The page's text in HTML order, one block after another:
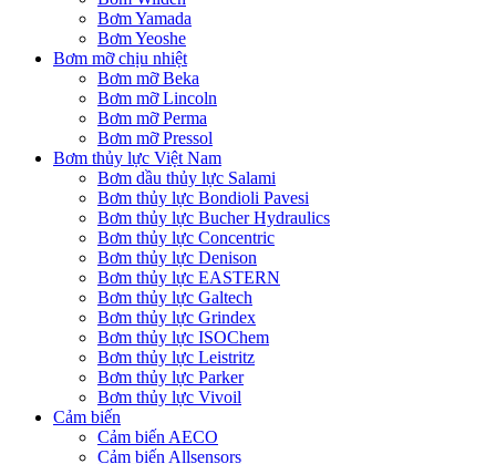
Bơm Yamada
Bơm Yeoshe
Bơm mỡ chịu nhiệt
Bơm mỡ Beka
Bơm mỡ Lincoln
Bơm mỡ Perma
Bơm mỡ Pressol
Bơm thủy lực Việt Nam
Bơm dầu thủy lực Salami
Bơm thủy lực Bondioli Pavesi
Bơm thủy lực Bucher Hydraulics
Bơm thủy lực Concentric
Bơm thủy lực Denison
Bơm thủy lực EASTERN
Bơm thủy lực Galtech
Bơm thủy lực Grindex
Bơm thủy lực ISOChem
Bơm thủy lực Leistritz
Bơm thủy lực Parker
Bơm thủy lực Vivoil
Cảm biến
Cảm biến AECO
Cảm biến Allsensors